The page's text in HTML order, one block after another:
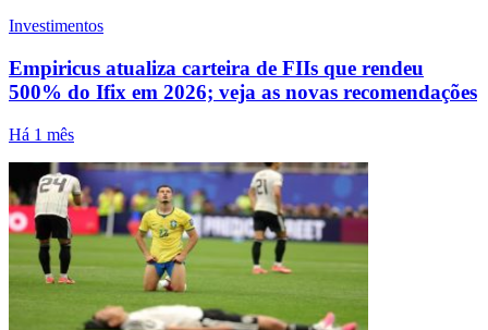
Investimentos
Empiricus atualiza carteira de FIIs que rendeu
500% do Ifix em 2026; veja as novas recomendações
Há 1 mês